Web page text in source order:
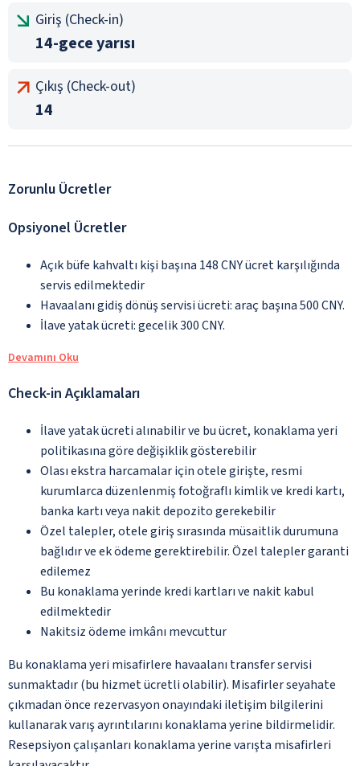
Giriş (Check-in)
14-gece yarısı
Çıkış (Check-out)
14
Zorunlu Ücretler
Opsiyonel Ücretler
Açık büfe kahvaltı kişi başına 148 CNY ücret karşılığında
servis edilmektedir
Havaalanı gidiş dönüş servisi ücreti: araç başına 500 CNY.
İlave yatak ücreti: gecelik 300 CNY.
Devamını Oku
Check-in Açıklamaları
İlave yatak ücreti alınabilir ve bu ücret, konaklama yeri
politikasına göre değişiklik gösterebilir
Olası ekstra harcamalar için otele girişte, resmi
kurumlarca düzenlenmiş fotoğraflı kimlik ve kredi kartı,
banka kartı veya nakit depozito gerekebilir
Özel talepler, otele giriş sırasında müsaitlik durumuna
bağlıdır ve ek ödeme gerektirebilir. Özel talepler garanti
edilemez
Bu konaklama yerinde kredi kartları ve nakit kabul
edilmektedir
Nakitsiz ödeme imkânı mevcuttur
Bu konaklama yeri misafirlere havaalanı transfer servisi
sunmaktadır (bu hizmet ücretli olabilir). Misafirler seyahate
çıkmadan önce rezervasyon onayındaki iletişim bilgilerini
kullanarak varış ayrıntılarını konaklama yerine bildirmelidir.
Resepsiyon çalışanları konaklama yerine varışta misafirleri